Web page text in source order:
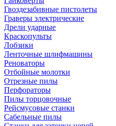
Гвоздезабивные пистолеты
Граверы электрические
Дрели ударные
Краскопульты
Лобзики
Ленточные шлифмашины
Реноваторы
Отбойные молотки
Отрезные пилы
Перфораторы
Пилы торцовочные
Рейсмусовые станки
Сабельные пилы